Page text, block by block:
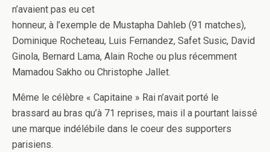
n’avaient pas eu cet
honneur, à l’exemple de Mustapha Dahleb (91 matches),
Dominique Rocheteau, Luis Fernandez, Safet Susic, David
Ginola, Bernard Lama, Alain Roche ou plus récemment
Mamadou Sakho ou Christophe Jallet.
Même le célèbre « Capitaine » Rai n’avait porté le
brassard au bras qu’à 71 reprises, mais il a pourtant laissé
une marque indélébile dans le coeur des supporters
parisiens.